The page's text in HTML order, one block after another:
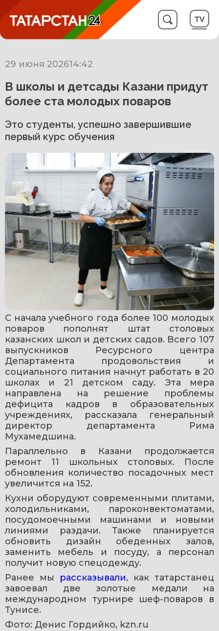
29 июня 202614:42
В школы и детсады Казани придут
более ста молодых поваров
Это студенты, успешно завершившие
первый курс обучения
С начала учебного года более 100 молодых
поваров пополнят штат столовых
казанских школ и детских садов. Всего 107
выпускников Ресурсного центра
Департамента продовольствия и
социального питания начнут работать в 20
школах и 21 детском саду. Эта мера
направлена на решение проблемы
дефицита кадров в образовательных
учреждениях, рассказала генеральный
директор департамента Рима
Мухамедшина.
Параллельно в Казани продолжается
ремонт 11 школьных столовых. После
обновления количество посадочных мест
увеличится на 152.
Кухни оборудуют современными плитами,
холодильниками, пароконвектоматами,
посудомоечными машинами и новыми
линиями раздачи. Также планируется
обновить дизайн обеденных залов,
заменить мебель и посуду, а персонал
получит новую спецодежду.
Ранее мы рассказывали, как татарстанец
завоевал две золотые медали на
международном турнире шеф-поваров в
Тунисе.
Фото: Денис Гордийко, kzn.ru